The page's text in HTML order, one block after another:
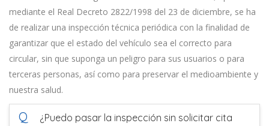
mediante el Real Decreto 2822/1998 del 23 de diciembre, se ha
de realizar una inspección técnica periódica con la finalidad de
garantizar que el estado del vehículo sea el correcto para
circular, sin que suponga un peligro para sus usuarios o para
terceras personas, así como para preservar el medioambiente y
nuestra salud.
Q
¿Puedo pasar la inspección sin solicitar cita